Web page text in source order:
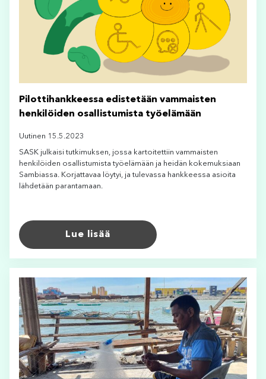
Pilottihankkeessa edistetään vammaisten
henkilöiden osallistumista työelämään
Uutinen 15.5.2023
SASK julkaisi tutkimuksen, jossa kartoitettiin vammaisten
henkilöiden osallistumista työelämään ja heidän kokemuksiaan
Sambiassa. Korjattavaa löytyi, ja tulevassa hankkeessa asioita
lähdetään parantamaan.
Lue lisää